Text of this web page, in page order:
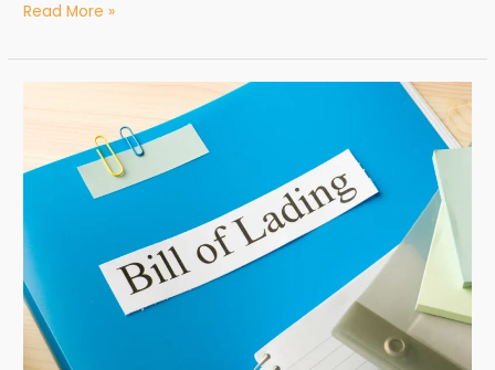
Read More »
Panduan
Memahami
Dokumen
Penting!